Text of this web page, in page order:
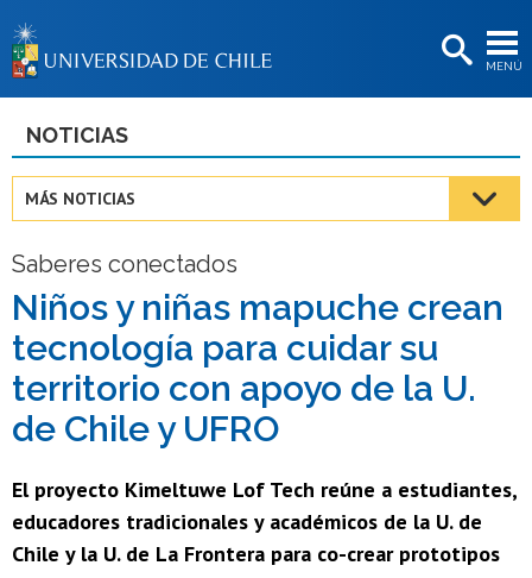
MENÚ
BIBLIOTECAS
Estudiantes
Académicas/os
Funcionarias/os
Egresadas/os
NOTICIAS
MÁS NOTICIAS
Saberes conectados
Niños y niñas mapuche crean
tecnología para cuidar su
territorio con apoyo de la U.
de Chile y UFRO
El proyecto Kimeltuwe Lof Tech reúne a estudiantes,
educadores tradicionales y académicos de la U. de
Chile y la U. de La Frontera para co-crear prototipos